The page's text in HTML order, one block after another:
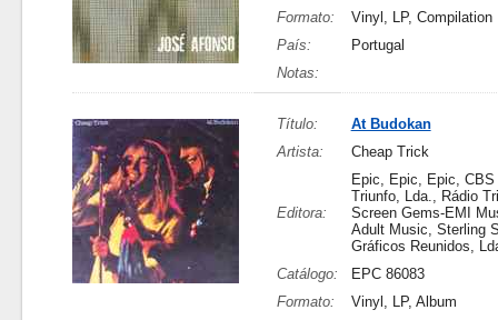
Formato:
Vinyl, LP, Compilation
País:
Portugal
Notas:
Título:
At Budokan
Artista:
Cheap Trick
Editora:
Epic, Epic, Epic,
Triunfo, Lda., Rádio
Screen Gems-EMI
Adult Music, Sterling
Gráficos Reunidos,
Catálogo:
EPC 86083
Formato:
Vinyl, LP, Album